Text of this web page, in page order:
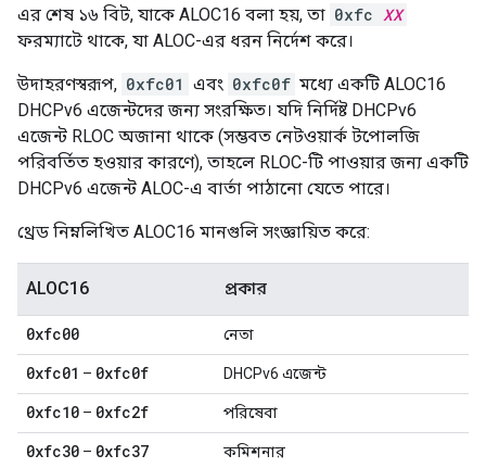
এর শেষ ১৬ বিট, যাকে ALOC16 বলা হয়, তা 0xfc XX
ফরম্যাটে থাকে, যা ALOC-এর ধরন নির্দেশ করে।
উদাহরণস্বরূপ, 0xfc01 এবং 0xfc0f মধ্যে একটি ALOC16
DHCPv6 এজেন্টদের জন্য সংরক্ষিত। যদি নির্দিষ্ট DHCPv6
এজেন্ট RLOC অজানা থাকে (সম্ভবত নেটওয়ার্ক টপোলজি
পরিবর্তিত হওয়ার কারণে), তাহলে RLOC-টি পাওয়ার জন্য একটি
DHCPv6 এজেন্ট ALOC-এ বার্তা পাঠানো যেতে পারে।
থ্রেড নিম্নলিখিত ALOC16 মানগুলি সংজ্ঞায়িত করে:
ALOC16 প্রকার
0xfc00 নেতা
0xfc01 – 0xfc0f DHCPv6 এজেন্ট
0xfc10 – 0xfc2f পরিষেবা
0xfc30 – 0xfc37 কমিশনার